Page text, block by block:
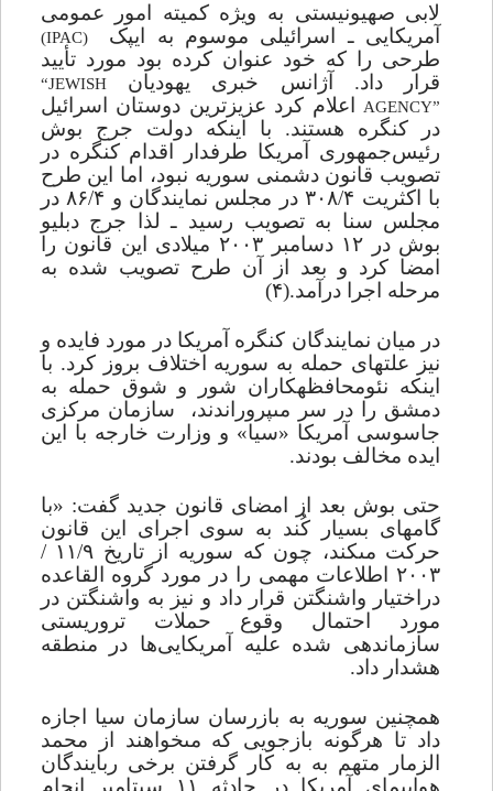
لابى صهیونیستى به ویژه کمیته امور عمومى
آمریکایی ـ اسرائیلى موسوم به ایپک
(
IPAC
)
طرحى را که خود عنوان کرده بود مورد تأیید
قرار داد. آژانس خبرى یهودیان“JEWISH
AGENCY”
اعلام کرد عزیزترین دوستان اسرائیل
در کنگره هستند. با اینکه دولت جرج بوش
رئیس‌جمهورى آمریکا طرفدار اقدام کنگره در
تصویب قانون دشمنى سوریه نبود، اما این طرح
با اکثریت ۳۰۸/۴ در مجلس نمایندگان و ۸۶/۴ در
مجلس سنا به تصویب رسید ـ لذا جرج دبلیو
بوش در ۱۲ دسامبر ۲۰۰۳ میلادى این قانون را
امضا کرد و بعد از آن طرح تصویب شده به
مرحله اجرا درآمد.(۴)
در میان نمایندگان کنگره آمریکا در مورد فایده و
نیز علت‏هاى حمله به سوریه اختلاف بروز کرد. با
اینکه نئومحافظه‏کاران شور و شوق حمله به
دمشق را در سر مى‏پروراندند،
سازمان مرکزى
جاسوسى آمریکا «سیا» و وزارت خارجه با این
ایده مخالف بودند.
حتى بوش بعد از امضاى قانون جدید گفت: «با
گام‏هاى بسیار کُند به سوى اجراى این قانون
حرکت مى‏کند، چون که سوریه از تاریخ
۱۱/۹ /
۲۰۰۳ اطلاعات مهمى را در مورد گروه القاعده
دراختیار واشنگتن قرار داد و نیز به واشنگتن در
مورد احتمال وقوع حملات تروریستى
سازماندهى شده علیه آمریکایی‌ها در منطقه
هشدار داد.
همچنین سوریه به بازرسان سازمان سیا اجازه
داد تا هرگونه بازجویى که مى‏خواهند از محمد
الزمار متهم به به کار گرفتن برخى ربایندگان
هواپیماى آمریکا در حادثه ۱۱ سپتامبر انجام